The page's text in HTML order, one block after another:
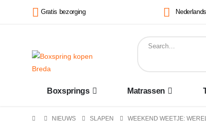
Gratis bezorging
Boxsprings Matrassen
NIEUWS SLAPEN WEEKEND WEETJE: